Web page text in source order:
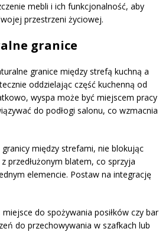
mebli i ich funkcjonalność, aby
przestrzeni życiowej.
granice
granice między strefą kuchną a
oddzielając część kuchenną od
wyspa może być miejscem pracy
do podłogi salonu, co wzmacnia
między strefami, nie blokując
przedłużonym blatem, co sprzyja
elemencie. Postaw na integrację
do spożywania posiłków czy bar
do przechowywania w szafkach lub